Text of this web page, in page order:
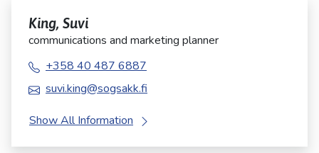
King, Suvi
communications and marketing planner
+358 40 487 6887
suvi.king@sogsakk.fi
Show All Information